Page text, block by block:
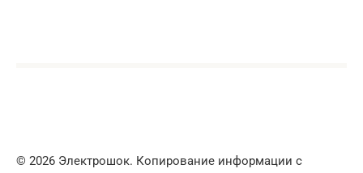
© 2026 Электрошок. Копирование информации с